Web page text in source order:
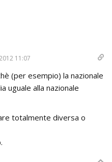
11:07
(per esempio) la nazionale
uguale alla nazionale
totalmente diversa o